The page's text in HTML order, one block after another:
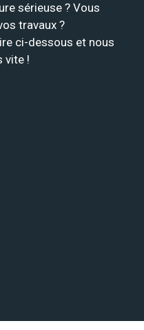
sérieuse ? Vous
travaux ?
ci-dessous et nous
vite !